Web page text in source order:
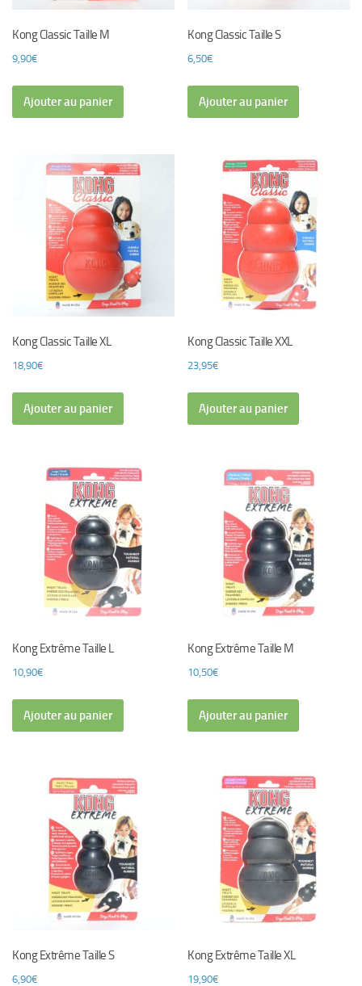
Kong Classic Taille M
9,90€
Ajouter au panier
Kong Classic Taille S
6,50€
Ajouter au panier
Kong Classic Taille XL
18,90€
Ajouter au panier
Kong Classic Taille XXL
23,95€
Ajouter au panier
Kong Extrême Taille L
10,90€
Ajouter au panier
Kong Extrême Taille M
10,50€
Ajouter au panier
Kong Extrême Taille S
6,90€
Kong Extrême Taille XL
19,90€